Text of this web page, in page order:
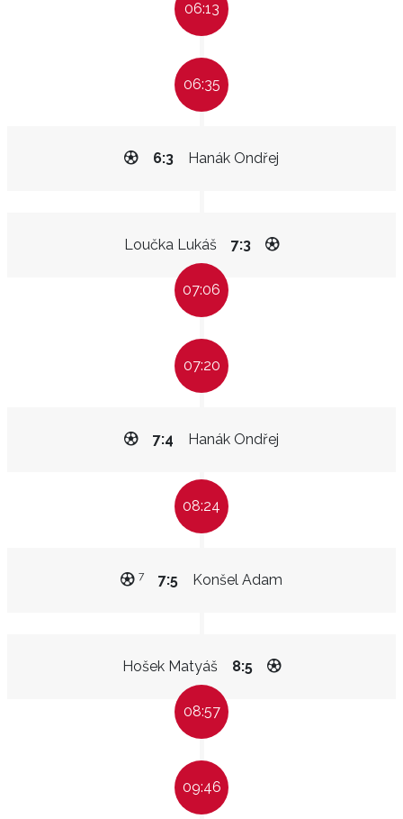
06:13
06:35
Hanák Ondřej
6:3
Loučka Lukáš 7:3
07:06
07:20
Hanák Ondřej
7:4
08:24
Konšel Adam
7:5
7
Hošek Matyáš 8:5
08:57
09:46